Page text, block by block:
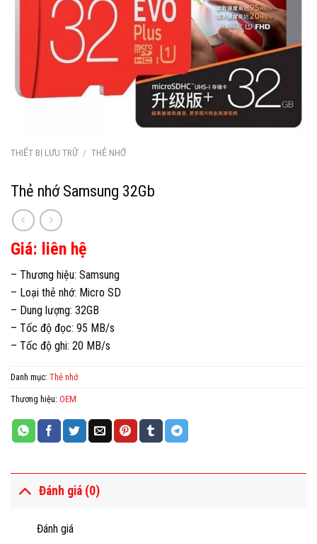
THIẾT BỊ LƯU TRỮ / THẺ NHỚ
Thẻ nhớ Samsung 32Gb
Giá: liên hệ
– Thương hiệu: Samsung
– Loại thẻ nhớ: Micro SD
– Dung lượng: 32GB
– Tốc độ đọc: 95 MB/s
– Tốc độ ghi: 20 MB/s
Danh mục: Thẻ nhớ
Thương hiệu: OEM
Đánh giá (0)
Đánh giá